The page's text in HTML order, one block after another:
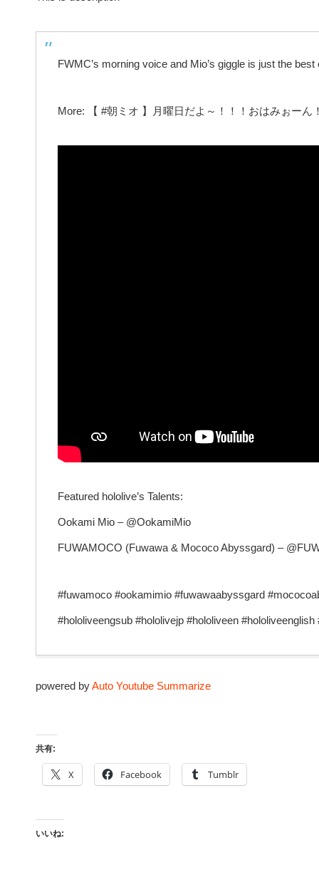
FWMC’s morning voice and Mio’s giggle is just the
More: 【 #朝ミオ 】月曜日だよ～！！！おはみぉーん
Featured hololive’s Talents:
Ookami Mio – @OokamiMio
FUWAMOCO (Fuwawa & Mococo Abyssgard) –
#fuwamoco #ookamimio #fuwawaabyssgard
#hololiveengsub #hololivejp #hololiveen
powered byAuto Youtube Summarize
共有:
X Facebook Tumblr
いいね: